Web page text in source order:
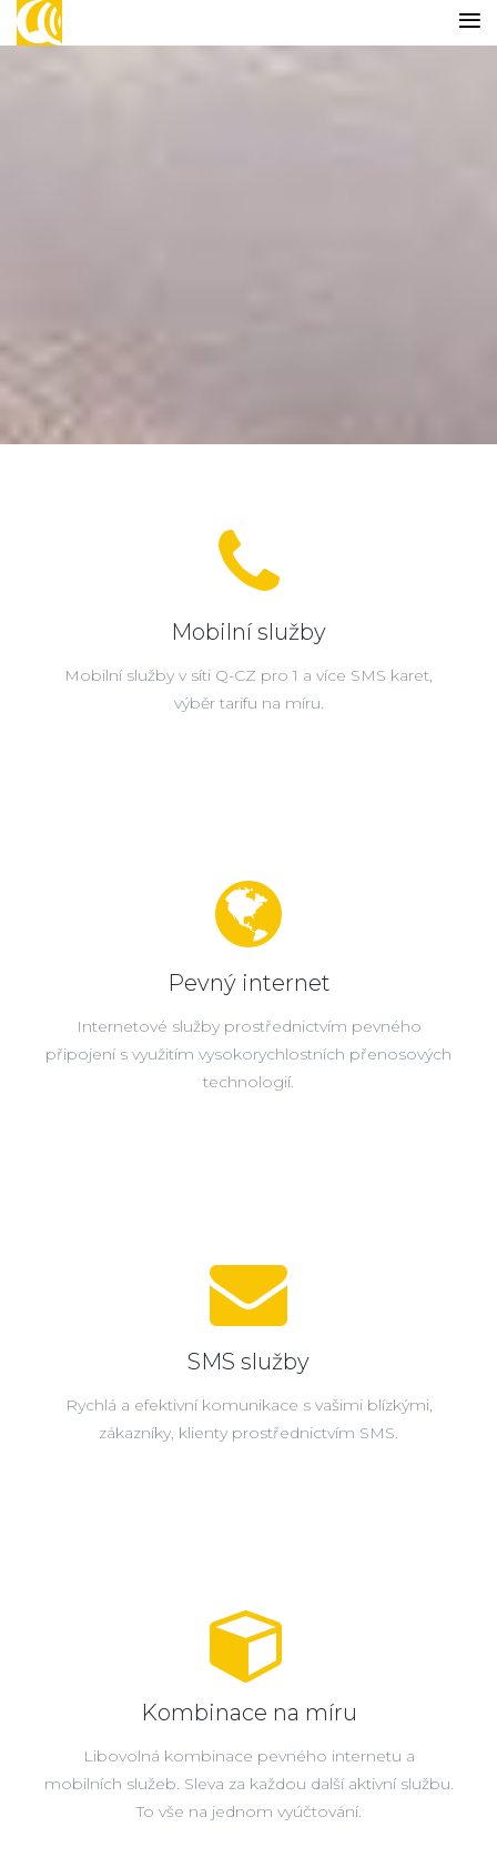
Mobilní služby
Mobilní služby v síti Q-CZ pro 1 a více SMS karet,
výběr tarifu na míru.
Pevný internet
Internetové služby prostřednictvím pevného
připojení s využitím vysokorychlostních přenosových
technologií.
SMS služby
Rychlá a efektivní komunikace s vašimi blízkými,
zákazníky, klienty prostřednictvím SMS.
Kombinace na míru
Libovolná kombinace pevného internetu a
mobilních služeb. Sleva za každou další aktivní službu.
To vše na jednom vyúčtování.